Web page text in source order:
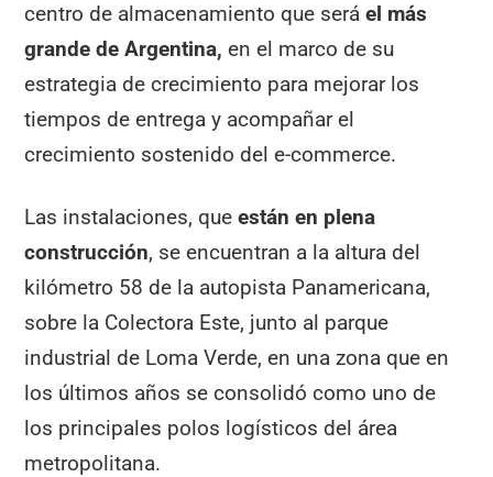
centro de almacenamiento que seráel más
grande de Argentina, en el marco de su
estrategia de crecimiento para mejorar los
tiempos de entrega y acompañar el
crecimiento sostenido del e-commerce.
Las instalaciones, queestán en plena
construcción, se encuentran a la altura del
kilómetro 58 de la autopista Panamericana,
sobre la Colectora Este, junto al parque
industrial de Loma Verde, en una zona que en
los últimos años se consolidó como uno de
los principales polos logísticos del área
metropolitana.